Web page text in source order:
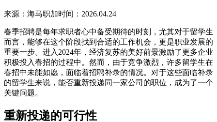
来源：海马职加时间：2026.04.24
春季招聘是每年求职者心中备受期待的时刻，尤其对于留学生
而言，能够在这个阶段找到合适的工作机会，更是职业发展的
重要一步。进入2024年，经济复苏的美好前景激励了更多企业
积极投入春招的过程中。然而，由于竞争激烈，许多留学生在
春招中未能如愿，面临着招聘补录的情况。对于这些面临补录
的留学生来说，能否重新投递同一家公司的职位，成为了一个
关键问题。
重新投递的可行性